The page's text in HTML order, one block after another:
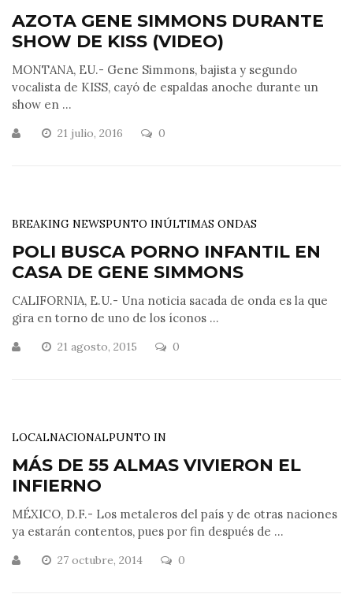
AZOTA GENE SIMMONS DURANTE
SHOW DE KISS (VIDEO)
MONTANA, EU.- Gene Simmons, bajista y segundo
vocalista de KISS, cayó de espaldas anoche durante un
show en ...
21 julio, 2016 0
BREAKING NEWSPUNTO INÚLTIMAS ONDAS
POLI BUSCA PORNO INFANTIL EN
CASA DE GENE SIMMONS
CALIFORNIA, E.U.- Una noticia sacada de onda es la que
gira en torno de uno de los íconos ...
21 agosto, 2015 0
LOCALNACIONALPUNTO IN
MÁS DE 55 ALMAS VIVIERON EL
INFIERNO
MÉXICO, D.F.- Los metaleros del país y de otras naciones
ya estarán contentos, pues por fin después de ...
27 octubre, 2014 0